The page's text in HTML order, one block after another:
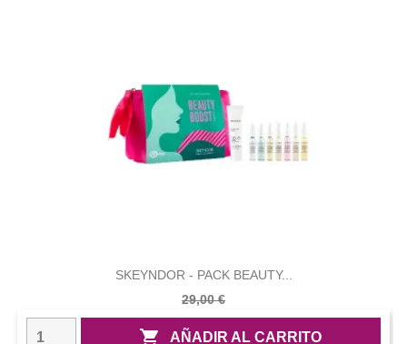
SKEYNDOR - PACK BEAUTY...
29,00 €
 AÑADIR AL CARRITO